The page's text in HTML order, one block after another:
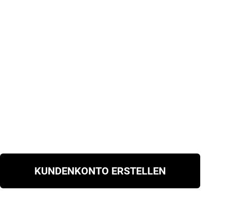
KUNDENKONTO ERSTELLEN